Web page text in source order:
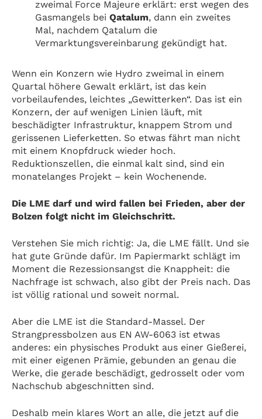
zweimal Force Majeure erklärt: erst wegen des
Gasmangels bei Qatalum, dann ein zweites
Mal, nachdem Qatalum die
Vermarktungsvereinbarung gekündigt hat.
Wenn ein Konzern wie Hydro zweimal in einem
Quartal höhere Gewalt erklärt, ist das kein
vorbeilaufendes, leichtes „Gewitterken“. Das ist ein
Konzern, der auf wenigen Linien läuft, mit
beschädigter Infrastruktur, knappem Strom und
gerissenen Lieferketten. So etwas fährt man nicht
mit einem Knopfdruck wieder hoch.
Reduktionszellen, die einmal kalt sind, sind ein
monatelanges Projekt – kein Wochenende.
Die LME darf und wird fallen bei Frieden, aber der
Bolzen folgt nicht im Gleichschritt.
Verstehen Sie mich richtig: Ja, die LME fällt. Und sie
hat gute Gründe dafür. Im Papiermarkt schlägt im
Moment die Rezessionsangst die Knappheit: die
Nachfrage ist schwach, also gibt der Preis nach. Das
ist völlig rational und soweit normal.
Aber die LME ist die Standard-Massel. Der
Strangpressbolzen aus EN AW-6063 ist etwas
anderes: ein physisches Produkt aus einer Gießerei,
mit einer eigenen Prämie, gebunden an genau die
Werke, die gerade beschädigt, gedrosselt oder vom
Nachschub abgeschnitten sind.
Deshalb mein klares Wort an alle, die jetzt auf die